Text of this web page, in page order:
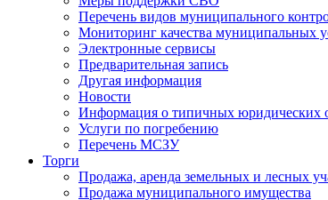
Перечень видов муниципального
Мониторинг качества муниципальных
Электронные сервисы
Предварительная запись
Другая информация
Новости
Информация о типичных юридических
Услуги по погребению
Перечень МСЗУ
Торги
Продажа, аренда земельных и лесных
Продажа муниципального имущества